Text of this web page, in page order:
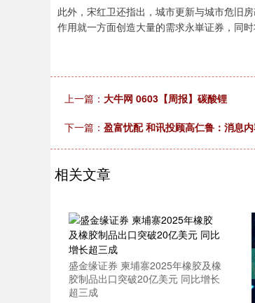
此外，宋红卫还指出，城市更新与城市危旧
作用就一方面创造大量的需求永崋证券，同
上一篇： 大牛网 0603【周报】碳酸锂
下一篇： 盈富忧配 和讯投顾高仁鲁：消息
相关文章
盛金缘证券 柬埔寨2025年橡胶及橡
胶制品出口突破20亿美元 同比增长
超三成